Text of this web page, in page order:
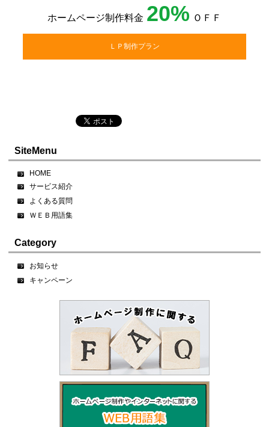
ホームページ制作料金 20% ＯＦＦ
ＬＰ制作プラン
SiteMenu
HOME
サービス紹介
よくある質問
ＷＥＢ用語集
Category
お知らせ
キャンペーン